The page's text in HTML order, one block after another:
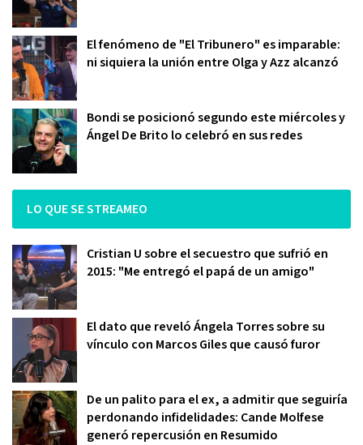
El fenómeno de "El Tribunero" es imparable:
ni siquiera la unión entre Olga y Azz alcanzó
Bondi se posicionó segundo este miércoles y
Ángel De Brito lo celebró en sus redes
LO QUE SE STREAMEO
Cristian U sobre el secuestro que sufrió en
2015: "Me entregó el papá de un amigo"
El dato que reveló Ángela Torres sobre su
vínculo con Marcos Giles que causó furor
De un palito para el ex, a admitir que seguiría
perdonando infidelidades: Cande Molfese
generó repercusión en Resumido